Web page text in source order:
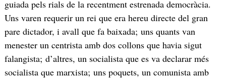
guiada pels rials de la recentment estrenada democràcia.
Uns varen requerir un rei que era hereu directe del gran
pare dictador, i avall que fa baixada; uns quants van
menester un centrista amb dos collons que havia sigut
falangista; d’altres, un socialista que es va declarar més
socialista que marxista; uns poquets, un comunista amb